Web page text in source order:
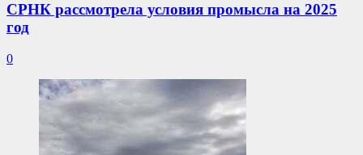
СРНК рассмотрела условия промысла на 2025
год
0